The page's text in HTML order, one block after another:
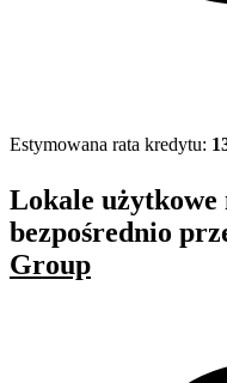
Estymowana rata kredytu:
Lokale użytkowe
bezpośrednio
Group